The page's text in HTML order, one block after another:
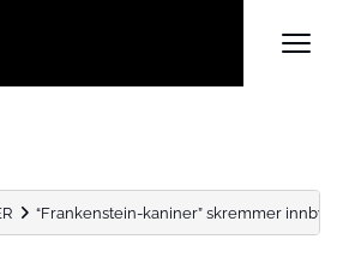
“Frankenstein-kaniner” skremmer